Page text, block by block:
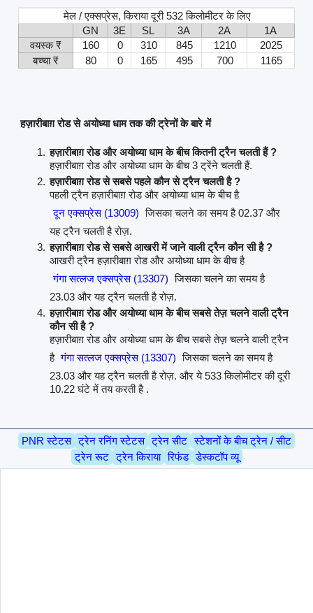
मेल / एक्सप्रेस, किराया दूरी 532 किलोमीटर के लिए
GN
3E SL 3A 2A
1A
वयस्क ₹
160 0 310 845 1210
2025
बच्चा ₹
80 0 165 495 700 1165
हज़ारीबाग़ रोड से अयोध्या धाम तक की ट्रेनों के बारे में
हज़ारीबाग़ रोड और अयोध्या धाम के बीच कितनी ट्रैन चलती हैं ?
हज़ारीबाग़ रोड और अयोध्या धाम के बीच 3 ट्रेंने चलती हैं.
हज़ारीबाग़ रोड से सबसे पहले कौन से ट्रैन चलती है ?
पहली ट्रैन हज़ारीबाग़ रोड और अयोध्या धाम के बीच है
दून एक्सप्रेस (13009) जिसका चलने का समय है 02.37 और
यह ट्रैन चलती है रोज़.
हज़ारीबाग़ रोड से सबसे आखरी में जाने वाली ट्रैन कौन सी है ?
आखरी ट्रैन हज़ारीबाग़ रोड और अयोध्या धाम के बीच है
गंगा सत्लज एक्सप्रेस (13307) जिसका चलने का समय है
23.03 और यह ट्रैन चलती है रोज़.
हज़ारीबाग़ रोड और अयोध्या धाम के बीच सबसे तेज़ चलने वाली ट्रैन
कौन सी है ?
हज़ारीबाग़ रोड और अयोध्या धाम के बीच सबसे तेज़ चलने वाली ट्रैन
है गंगा सत्लज एक्सप्रेस (13307) जिसका चलने का समय है
23.03 और यह ट्रैन चलती है रोज़. और ये 533 किलोमीटर की दूरी
10.22 घंटे में तय करती है .
PNR स्टेटस ट्रेन रनिंग स्टेटस ट्रेन सीट स्टेशनों के बीच ट्रेन / सीट
ट्रेन रूट ट्रेन किराया रिफंड डेस्कटॉप व्यू